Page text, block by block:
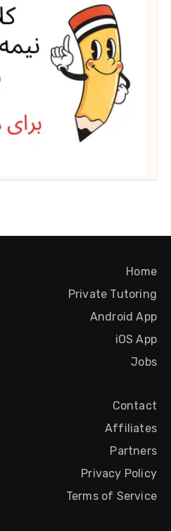
Home
Private Tutoring
Android App
iOS App
Jobs
Contact
Affiliates
Partners
Privacy Policy
Terms of Service